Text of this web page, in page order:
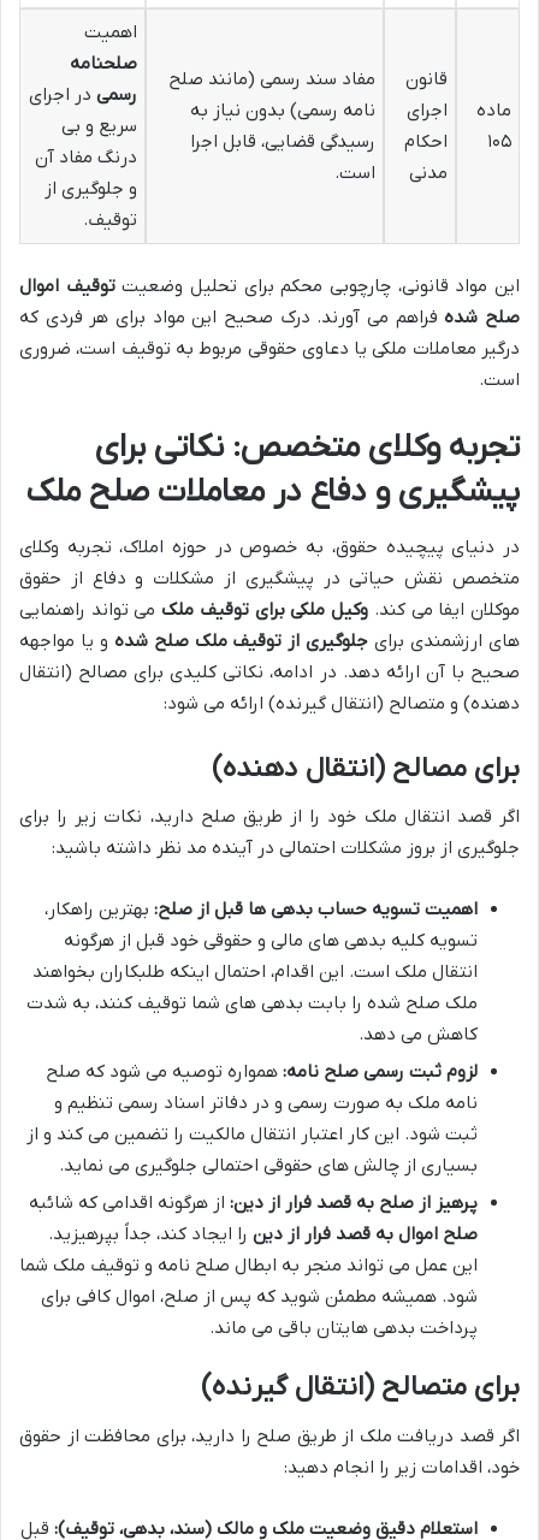
ماده
۱۰۵
قانون
اجرای
احکام
مدنی
مفاد سند رسمی (مانند صلح
نامه رسمی) بدون نیاز به
رسیدگی قضایی، قابل اجرا
است.
اهمیت
صلحنامه
رسمی در اجرای
سریع و بی
درنگ مفاد آن
و جلوگیری از
توقیف.
این مواد قانونی، چارچوبی محکم برای تحلیل وضعیتتوقیف اموال
صلح شدهفراهم می آورند. درک صحیح این مواد برای هر فردی که
درگیر معاملات ملکی یا دعاوی حقوقی مربوط به توقیف است، ضروری
است.
تجربه وکلای متخصص: نکاتی برای
پیشگیری و دفاع در معاملات صلح ملک
در دنیای پیچیده حقوق، به خصوص در حوزه املاک، تجربه وکلای
متخصص نقش حیاتی در پیشگیری از مشکلات و دفاع از حقوق
موکلان ایفا می کند. وکیل ملکی برای توقیف ملک می تواند راهنمایی
های ارزشمندی برای جلوگیری از توقیف ملک صلح شده و یا مواجهه
صحیح با آن ارائه دهد. در ادامه، نکاتی کلیدی برای مصالح (انتقال
دهنده) و متصالح (انتقال گیرنده) ارائه می شود:
برای مصالح (انتقال دهنده)
اگر قصد انتقال ملک خود را از طریق صلح دارید، نکات زیر را برای
جلوگیری از بروز مشکلات احتمالی در آینده مد نظر داشته باشید:
اهمیت تسویه حساب بدهی ها قبل از صلح: بهترین راهکار،
تسویه کلیه بدهی های مالی و حقوقی خود قبل از هرگونه
انتقال ملک است. این اقدام، احتمال اینکه طلبکاران بخواهند
ملک صلح شده را بابت بدهی های شما توقیف کنند، به شدت
کاهش می دهد.
لزوم ثبت رسمی صلح نامه: همواره توصیه می شود که صلح
نامه ملک به صورت رسمی و در دفاتر اسناد رسمی تنظیم و
ثبت شود. این کار اعتبار انتقال مالکیت را تضمین می کند و از
بسیاری از چالش های حقوقی احتمالی جلوگیری می نماید.
پرهیز از صلح به قصد فرار از دین: از هرگونه اقدامی که شائبه
صلح اموال به قصد فرار از دین را ایجاد کند، جداً بپرهیزید.
این عمل می تواند منجر به ابطال صلح نامه و توقیف ملک شما
شود. همیشه مطمئن شوید که پس از صلح، اموال کافی برای
پرداخت بدهی هایتان باقی می ماند.
برای متصالح (انتقال گیرنده)
اگر قصد دریافت ملک از طریق صلح را دارید، برای محافظت از حقوق
خود، اقدامات زیر را انجام دهید:
استعلام دقیق وضعیت ملک و مالک (سند، بدهی، توقیف): قبل